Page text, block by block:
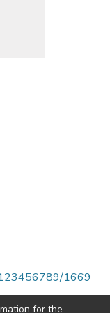
123456789/1669
for the